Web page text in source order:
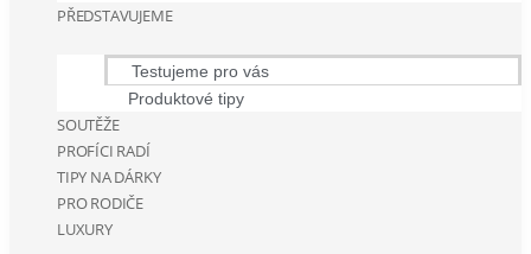
PŘEDSTAVUJEME
Testujeme pro vás
Produktové tipy
SOUTĚŽE
PROFÍCI RADÍ
TIPY NA DÁRKY
PRO RODIČE
LUXURY